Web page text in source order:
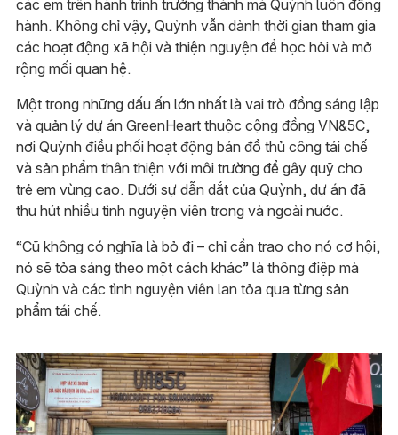
các em trên hành trình trưởng thành mà Quỳnh luôn đồng
hành. Không chỉ vậy, Quỳnh vẫn dành thời gian tham gia
các hoạt động xã hội và thiện nguyện để học hỏi và mở
rộng mối quan hệ.
Một trong những dấu ấn lớn nhất là vai trò đồng sáng lập
và quản lý dự án GreenHeart thuộc cộng đồng VN&5C,
nơi Quỳnh điều phối hoạt động bán đồ thủ công tái chế
và sản phẩm thân thiện với môi trường để gây quỹ cho
trẻ em vùng cao. Dưới sự dẫn dắt của Quỳnh, dự án đã
thu hút nhiều tình nguyện viên trong và ngoài nước.
“Cũ không có nghĩa là bỏ đi – chỉ cần trao cho nó cơ hội,
nó sẽ tỏa sáng theo một cách khác” là thông điệp mà
Quỳnh và các tình nguyện viên lan tỏa qua từng sản
phẩm tái chế.